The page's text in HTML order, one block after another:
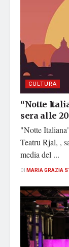
CULTURA
“Notte
sera alle
"Notte
Teatru Rjal, ,
media del ...
DI MARIA GRAZIA